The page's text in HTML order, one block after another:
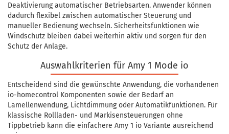
Deaktivierung automatischer Betriebsarten. Anwender können
dadurch flexibel zwischen automatischer Steuerung und
manueller Bedienung wechseln. Sicherheitsfunktionen wie
Windschutz bleiben dabei weiterhin aktiv und sorgen für den
Schutz der Anlage.
Auswahlkriterien für Amy 1 Mode io
Entscheidend sind die gewünschte Anwendung, die vorhandenen
io-homecontrol Komponenten sowie der Bedarf an
Lamellenwendung, Lichtdimmung oder Automatikfunktionen. Für
klassische Rollladen- und Markisensteuerungen ohne
Tippbetrieb kann die einfachere Amy 1 io Variante ausreichend